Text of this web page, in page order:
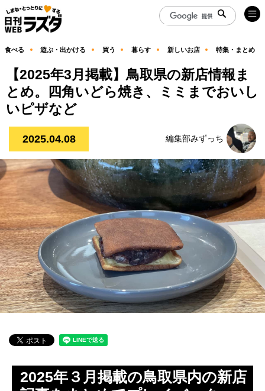
食べる 遊ぶ・出かける 買う 暮らす 新しいお店 特集・まとめ
【2025年3月掲載】鳥取県の新店情報ま
とめ。四角いどら焼き、ミミまでおいし
いピザなど
2025.04.08 編集部みずっち
2025年３月掲載の鳥取県内の新店